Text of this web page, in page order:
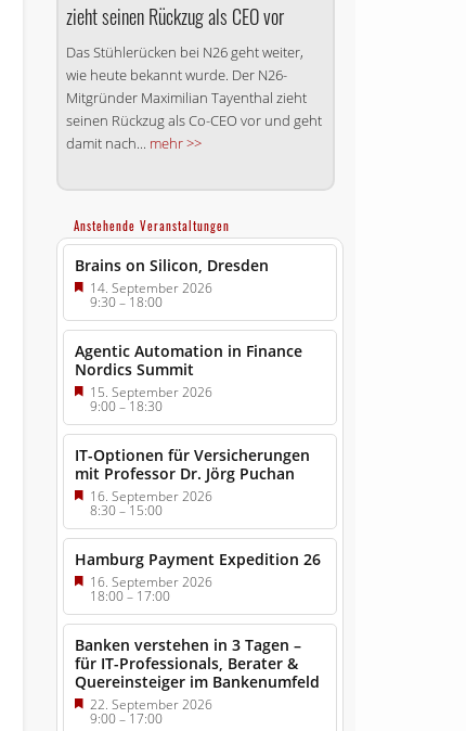
zieht seinen Rückzug als CEO vor
Das Stühlerücken bei N26 geht weiter,
wie heute bekannt wurde. Der N26-
Mitgründer Maximilian Tayenthal zieht
seinen Rückzug als Co-CEO vor und geht
damit nach... mehr >>
Anstehende Veranstaltungen
Brains on Silicon, Dresden
14. September 2026
9:30–18:00
Agentic Automation in Finance
Nordics Summit
15. September 2026
9:00–18:30
IT-Optionen für Versicherungen
mit Professor Dr. Jörg Puchan
16. September 2026
8:30–15:00
Hamburg Payment Expedition 26
16. September 2026
18:00– 17:00
Banken verstehen in 3 Tagen –
für IT-Professionals, Berater &
Quereinsteiger im Bankenumfeld
22. September 2026
9:00–17:00